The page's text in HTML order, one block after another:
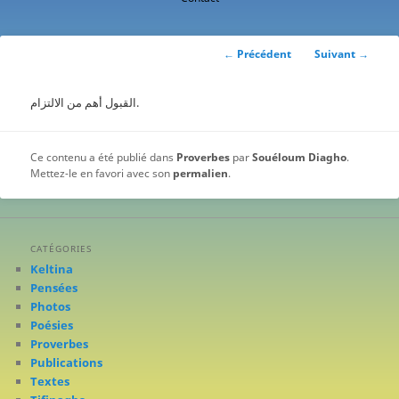
Navigation
← Précédent Suivant →
القبول أهم من الالتزام.
Ce contenu a été publié dans Proverbes parSouéloum Diagho.
Mettez-le en favori avec son permalien.
CATÉGORIES
Keltina
Pensées
Photos
Poésies
Proverbes
Publications
Textes